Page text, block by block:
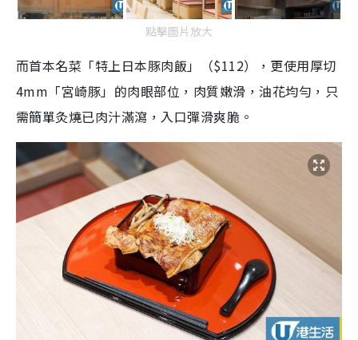
點擊圖片放大
而首本名菜「特上日本豚肉飯」（$112），更使用厚切
4mm「宮崎豚」的肉眼部位，肉質嫩滑，油花均勻，只
需簡單灸燒已肉汁滿瀉，入口彈滑爽脆。